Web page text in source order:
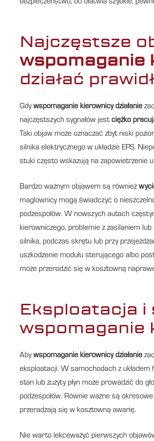
bezpieczeństwo, bo ułatwia szybkie,
Najczęstsze
wspomaganie
działać
Gdywspomaganie kierownicy działanie
najczęstszych sygnałów jestciężko
Taki objaw może oznaczać zbyt niski
silnika elektrycznego w układzie EPS.
stuki często wskazują na zapowietrzenie
Bardzo ważnym objawem są również
maglownicy mogą świadczyć o
podzespołów. W nowszych autach
kierowniczego, problemie z zasilaniem
silnika, podczas skrętu lub przy
uszkodzenie modułu sterującego albo
może przerodzić się w kosztowną
Eksploatacja i
wspomaganie
Abywspomaganie kierownicy działanie
eksploatacji. W samochodach z układem
stan lub zużyty płyn może prowadzić do
podzespołów. Równie ważne są
przeradzają się w kosztowną awarię.
Nie warto lekceważyć pierwszych